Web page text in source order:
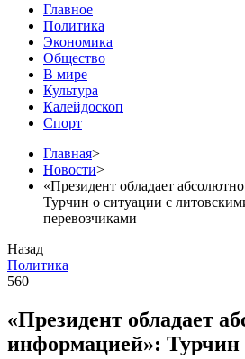
Главное
Политика
Экономика
Общество
В мире
Культура
Калейдоскоп
Спорт
Главная>
Новости>
«Президент обладает
Турчин о ситуации с
перевозчиками
Назад
Политика
560
«Президент обладает
информацией»: Турчин